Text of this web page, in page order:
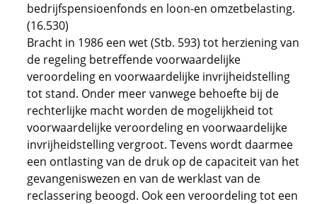
bedrijfspensioenfonds en loon-en omzetbelasting.
(16.530)
Bracht in 1986 een wet (Stb. 593) tot herziening van
de regeling betreffende voorwaardelijke
veroordeling en voorwaardelijke invrijheidstelling
tot stand. Onder meer vanwege behoefte bij de
rechterlijke macht worden de mogelijkheid tot
voorwaardelijke veroordeling en voorwaardelijke
invrijheidstelling vergroot. Tevens wordt daarmee
een ontlasting van de druk op de capaciteit van het
gevangeniswezen en van de werklast van de
reclassering beoogd. Ook een veroordeling tot een